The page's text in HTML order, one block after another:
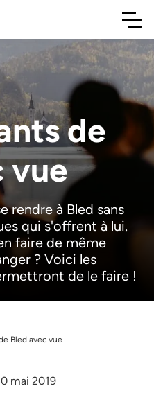
de
vue
rendre à Bled sans
qui s'offrent à lui.
faire de même
? Voici les
de le faire !
Bled avec vue
mai 2019